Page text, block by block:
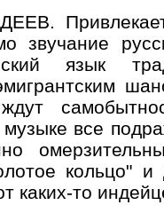
звучание
язык
ждут
все
кольцо"
каких-то